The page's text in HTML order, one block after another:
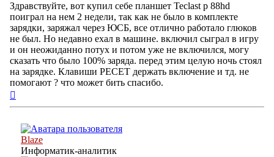
Здравствуйте, вот купил себе планшет Teclast p 88hd
поиграл на нем 2 недели, так как не было в комплекте
зарядки, заряжал через ЮСБ, все отлично работало глюков
не был. Но недавно ехал в машине. включил сыграл в игру
и он неожиданно потух и потом уже не включился, могу
сказать что было 100% заряда. перед этим целую ночь стоял
на зарядке. Клавиши РЕСЕТ держать включение и тд. не
помогают ? что может бить спасибо.
Blaze
Информатик-аналитик